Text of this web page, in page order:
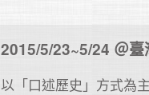
2015/5/23~5/24 ＠
以「口述歷史」方式為